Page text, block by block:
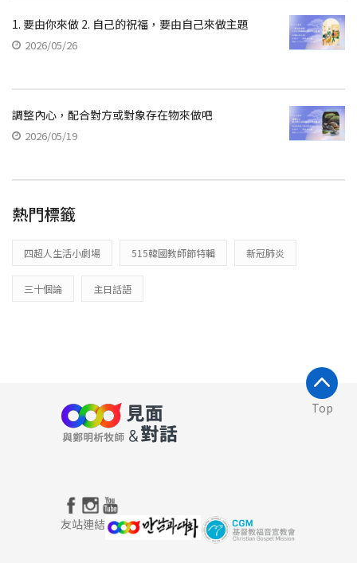
1. 要由你來做 2. 自己的祝福，要由自己來做主題
2026/05/26
調整內心，配合對方或對象存在物來做吧
2026/05/19
熱門標籤
四超人生活小劇場 515韓國教師節特輯 新冠肺炎
三十個論 主日話語
Top
友站連結